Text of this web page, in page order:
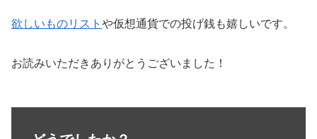
欲しいものリスト や仮想通貨での投げ銭も嬉しいです。
お読みいただきありがとうございました！